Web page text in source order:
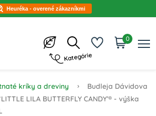
Heuréka - overené zákazníkmi
Kategórie
0
kríky a dreviny
Budleja Dávidova
LILA BUTTERFLY CANDY’® - výška